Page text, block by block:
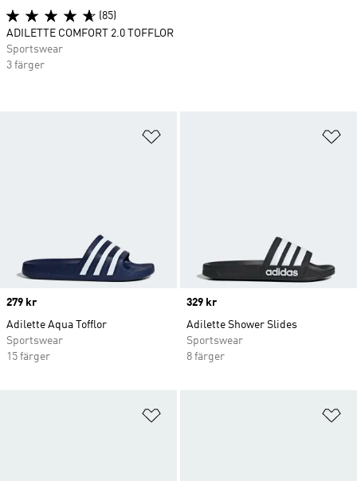
Price
279 kr
Adilette Aqua Tofflor
Sportswear
15 färger
Price
329 kr
Adilette Shower Slides
Sportswear
8 färger
(85)
ADILETTE COMFORT 2.0 TOFFLOR
Sportswear
3 färger